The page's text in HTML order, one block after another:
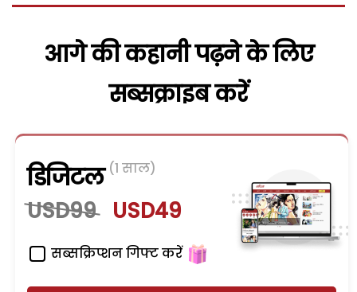
आगे की कहानी पढ़ने के लिए
सब्सक्राइब करें
डिजिटल (1 साल)
USD99 USD49
सब्सक्रिप्शन गिफ्ट करें